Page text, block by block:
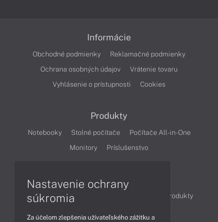
Informácie
Obchodné podmienky
Reklamačné podmienky
Ochrana osobných údajov
Vrátenie tovaru
Vyhlásenie o prístupnosti
Cookies
Produkty
Notebooky Stolné počítače
Počítače All-in-One
Monitory
Príslušenstvo
Články
Obchodné informácie
Produkty
Nastavenie ochrany
súkromia
Za účelom zlepšenia užívateľského zážitku a